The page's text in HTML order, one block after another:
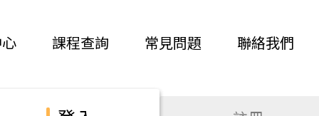
課程查詢 常見問題 聯絡我們